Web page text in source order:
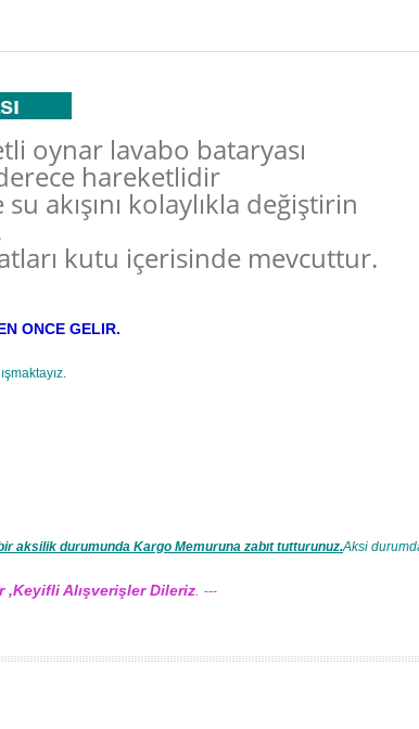
oynar lavabo bataryası
hareketlidir
akışını kolaylıkla değiştirin
kutu içerisinde mevcuttur.
ONCE GELIR.
aksilik durumunda Kargo Memuruna zabıt tutturunuz.Aksi
,Keyifli Alışverişler Dileriz ---